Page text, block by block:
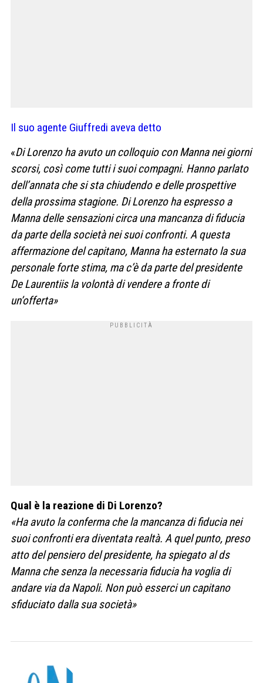
Il suo agente Giuffredi aveva detto
«Di Lorenzo ha avuto un colloquio con Manna nei giorni
scorsi, così come tutti i suoi compagni. Hanno parlato
dell’annata che si sta chiudendo e delle prospettive
della prossima stagione. Di Lorenzo ha espresso a
Manna delle sensazioni circa una mancanza di fiducia
da parte della società nei suoi confronti. A questa
affermazione del capitano, Manna ha esternato la sua
personale forte stima, ma c’è da parte del presidente
De Laurentiis la volontà di vendere a fronte di
un’offerta»
Qual è la reazione di Di Lorenzo?
«Ha avuto la conferma che la mancanza di fiducia nei
suoi confronti era diventata realtà. A quel punto, preso
atto del pensiero del presidente, ha spiegato al ds
Manna che senza la necessaria fiducia ha voglia di
andare via da Napoli. Non può esserci un capitano
sfiduciato dalla sua società»